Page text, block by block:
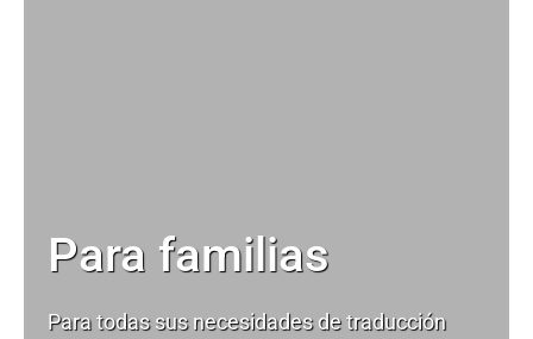
Para familias
Para todas sus necesidades detraducción